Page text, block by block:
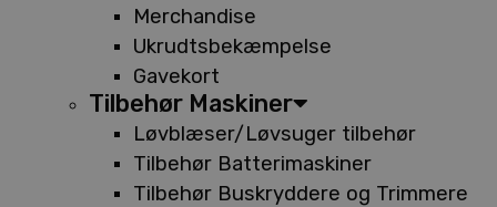
Merchandise
Ukrudtsbekæmpelse
Gavekort
Tilbehør Maskiner
Løvblæser/Løvsuger tilbehør
Tilbehør Batterimaskiner
Tilbehør Buskryddere og Trimmere